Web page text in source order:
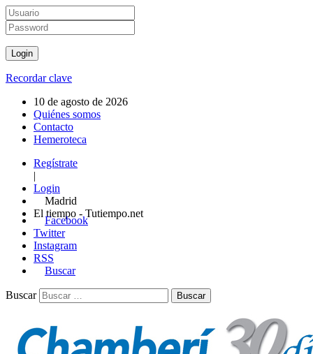
Recordar clave
10 de agosto de 2026
Quiénes somos
Contacto
Hemeroteca
Regístrate
|
Login
Madrid
El tiempo - Tutiempo.net
Facebook
Twitter
Instagram
RSS
Buscar
Buscar